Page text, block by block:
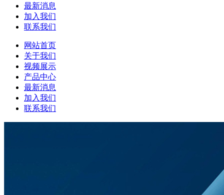
最新消息
加入我们
联系我们
网站首页
关于我们
视频展示
产品中心
最新消息
加入我们
联系我们